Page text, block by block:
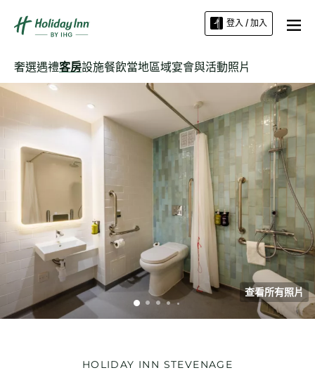
登入 / 加入
奢選遇禮客房設施餐飲當地區域宴會與活動照片
查看所有照片
HOLIDAY INN STEVENAGE